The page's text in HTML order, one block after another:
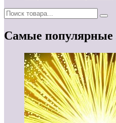
Самые популярные